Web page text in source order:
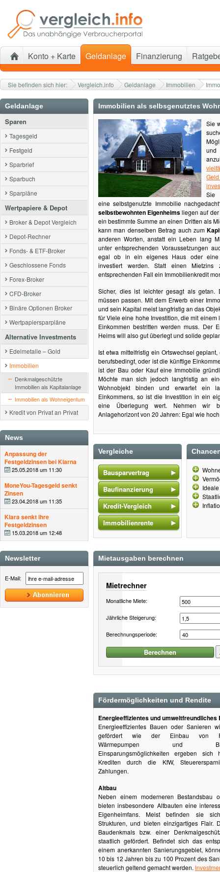
Sie befinden sich hier: Vergleich.info Geldanlage Immobilien
Geldanlage
Sparen
Tagesgeld
Festgeld
Sparbrief
Sparbuch
Sparpläne
Wertpapiere & Depot
Broker & Depot Vergleich
Depot-Rechner
Fonds- & ETF-Broker
Geschlossene Fonds
Forex-Broker
CFD-Broker
Binäre Optionen Broker
Wertpapiersparpläne
Alternative Investments
Edelmetalle – Gold
Immobilien
Denkmalgeschützte
Immobilien als Kapitalanlage
Immobilien als Wohneigentum
Kredit von Privat an Privat
News
Anpassung der
Festgeldzinsen bei Klarna
25.05.2018 um 11:30
MoneYou-Tagesgeld senkt
Zinsen
23.04.2018 um 11:35
Klara senkt ihre
Festgeldzinsen
15.03.2018 um 12:48
Newsletter
E-Mail:
Immobilien als selbsgenutztes
Sie
Sie
eine selbstgenutzte Immobilie
selbstbewohnten Eigenheimsliegen auf
ein bestimmte Summe an einen Dritten als
kann man denselben Betrag auch zum
anderen Worten, anstatt ein Leben lang
unter entsprechenden Voraussetzungen
egal ob in ein eigenes Haus oder eine
investiert werden. Statt einen
entsprechenden Fall ein Immobilienkredit
Sicher, dies ist leichter gesagt als getan.
müssen passen. Mit dem Erwerb einer
und sein Kapital meist langfristig an das
für Viele eine hohe Investition, die mit einem
Einkommen bestritten werden muss. Der
Heims will also gut überlegt und solide
Ist etwa mittelfristig ein Ortswechsel
berufsbedingt, oder ist die künftige
ist der Bau oder Kauf eine Immobilie
Möchte man sich jedoch langfristig an
Wohnobjekt binden und erwartet ein
Einkommens, so ist die Investition in ein
eine Überlegung wert. Nehmen wir
Anlagehorizont von 20 Jahren: Egal wie
Vergleiche
Bausparvertrag
Baufinanzierung
Kredit-Vergleich
Immobilienrente
Mietausgaben berechnen
Mietrechner
Monatliche Miete:
Jährliche Steigerung:
Berechnungsperiode:
Fördermöglichkeiten und Rendite
Energieeffizientes und umweltfreundliches
Energieeffizientes Bauen oder Sanieren
gefördert wie der Einbau von
Wärmepumpen und
Einsparungsmöglichkeiten ergeben
Krediten durch die KfW,
Zahlungen.
Altbau
Neben einem moderneren Bestandsbau
bieten insbesondere Altbauten eine
Eigenheimfans. Meist befinden sie
Strukturen, und bieten einzigartiges Flair.
Baudenkmals bzw. einer
staatlich gefördert. Befindet sich das
einem anerkannten Sanierungsgebiet,
10 bis 12 Jahren bis zu 100 Prozent des
steuerlich geltend gemacht werden.
Konto + Karte Geldanlage Finanzierung